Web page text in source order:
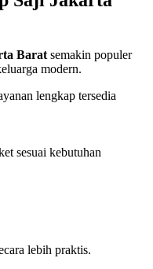
Barat semakin populer
modern.
lengkap tersedia
sesuai kebutuhan
lebih praktis.